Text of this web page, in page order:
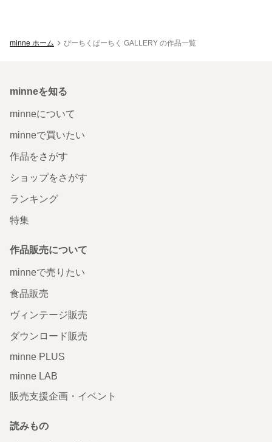
minne ホーム ぴーちくぱーちく GALLERY の作品一覧
minneを知る
minneについて
minneで買いたい
作品をさがす
ショップをさがす
ランキング
特集
作品販売について
minneで売りたい
食品販売
ヴィンテージ販売
ダウンロード販売
minne PLUS
minne LAB
販売支援企画・イベント
読みもの